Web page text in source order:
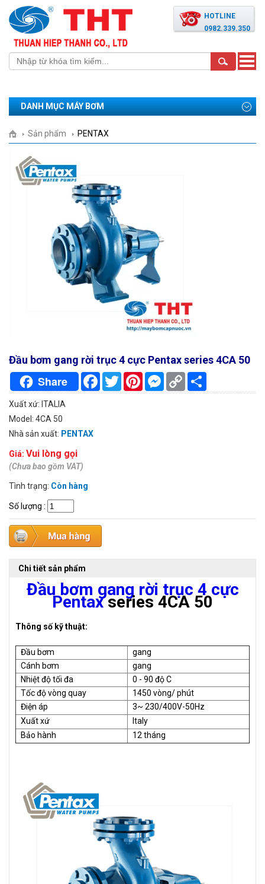
HOTLINE
0982.339.350
Toggle
DANH MỤC MÁY BƠM
Sản phẩm PENTAX
Đầu bơm gang rời trục 4 cực Pentax series 4CA 50
Share FacebookTwitterPinterestMessenger
Copy
Link
Xuất xứ: ITALIA
Model: 4CA 50
Nhà sản xuất: PENTAX
Giá: Vui lòng gọi
(Chưa bao gồm VAT)
Tình trạng: Còn hàng
Số lượng :
Chi tiết sản phẩm
Đầu bơm gang rời trục 4 cực
Pentaxseries 4CA 50
Thông số kỹ thuật:
Đầu bơm
gang
Cánh bơm
gang
Nhiệt độ tối đa
0 - 90 độ C
Tốc độ vòng quay
1450 vòng/ phút
Điện áp
3~ 230/400V-50Hz
Xuất xứ
Italy
Bảo hành
12 tháng